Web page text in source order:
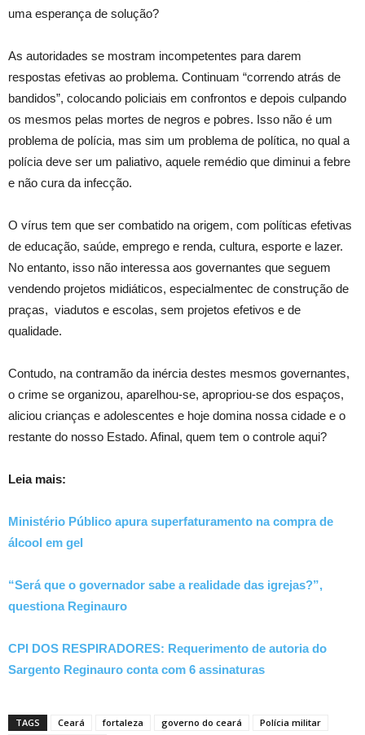
uma esperança de solução?
As autoridades se mostram incompetentes para darem
respostas efetivas ao problema. Continuam “correndo atrás de
bandidos”, colocando policiais em confrontos e depois culpando
os mesmos pelas mortes de negros e pobres. Isso não é um
problema de polícia, mas sim um problema de política, no qual a
polícia deve ser um paliativo, aquele remédio que diminui a febre
e não cura da infecção.
O vírus tem que ser combatido na origem, com políticas efetivas
de educação, saúde, emprego e renda, cultura, esporte e lazer.
No entanto, isso não interessa aos governantes que seguem
vendendo projetos midiáticos, especialmentec de construção de
praças, viadutos e escolas, sem projetos efetivos e de
qualidade.
Contudo, na contramão da inércia destes mesmos governantes,
o crime se organizou, aparelhou-se, apropriou-se dos espaços,
aliciou crianças e adolescentes e hoje domina nossa cidade e o
restante do nosso Estado. Afinal, quem tem o controle aqui?
Leia mais:
Ministério Público apura superfaturamento na compra de
álcool em gel
“Será que o governador sabe a realidade das igrejas?”,
questiona Reginauro
CPI DOS RESPIRADORES: Requerimento de autoria do
Sargento Reginauro conta com 6 assinaturas
TAGS Ceará fortaleza governo do ceará
Polícia militar